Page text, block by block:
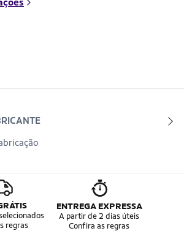
regras
ENTREGA EXPRESSA
A partir de 2 dias úteis
Confira as regras